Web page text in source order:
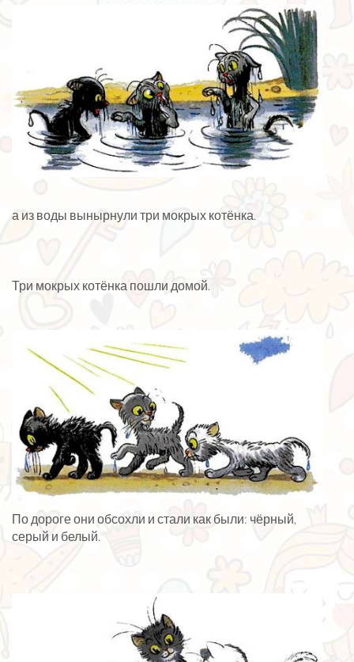
а из воды вынырнули три мокрых котёнка.
Три мокрых котёнка пошли домой.
По дороге они обсохли и стали как были: чёрный,
серый и белый.